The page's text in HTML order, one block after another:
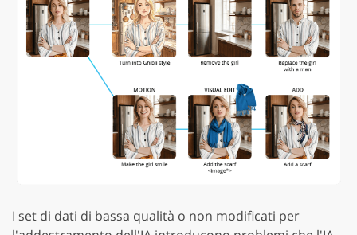
I set di dati di bassa qualità o non modificati per